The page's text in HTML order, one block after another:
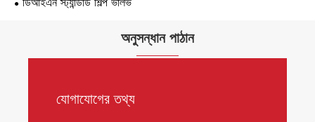
অনুসন্ধান পাঠান
যোগাযোগের তথ্য